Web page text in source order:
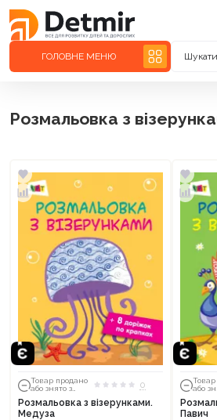
ГОЛОВНЕ МЕНЮ
Розмальовка з
Товар продано
або знято з
0
Розмальовка з візерунками.
Медуза
або
Павич